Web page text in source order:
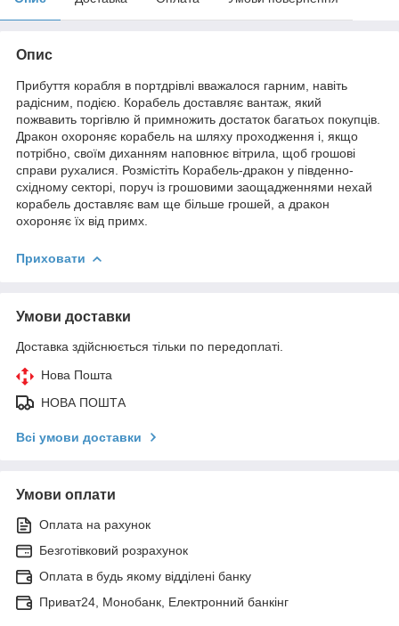
Опис
Прибуття корабля в портдрівлі вважалося гарним, навіть
радісним, подією. Корабель доставляє вантаж, який
пожвавить торгівлю й примножить достаток багатьох покупців.
Дракон охороняє корабель на шляху проходження і, якщо
потрібно, своїм диханням наповнює вітрила, щоб грошові
справи рухалися. Розмістіть Корабель-дракон у південно-
східному секторі, поруч із грошовими заощадженнями нехай
корабель доставляє вам ще більше грошей, а дракон
охороняє їх від примх.
Приховати
Умови доставки
Доставка здійснюється тільки по передоплаті.
Нова Пошта
НОВА ПОШТА
Всі умови доставки
Умови оплати
Оплата на рахунок
Безготівковий розрахунок
Оплата в будь якому відділені банку
Приват24, Монобанк, Електронний банкінг